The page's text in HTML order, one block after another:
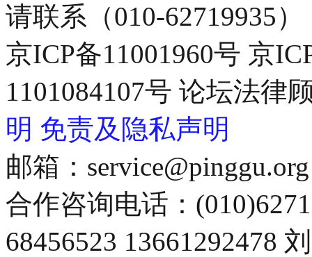
请联系（010-62719935）
京ICP备11001960号 京
1101084107号 论坛法律
明 免责及隐私声明
邮箱：service@pinggu.org
合作咨询电话：
68456523 13661292478